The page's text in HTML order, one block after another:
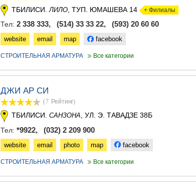
ТБИЛИСИ. ЛИЛО , ТУП. ЮМАШЕВА 14 + Филиалы
Тел: 2 338 333, (514) 33 33 22, (593) 20 60 60
website email map facebook
СТРОИТЕЛЬНАЯ АРМАТУРА Все категории
ДЖИ АР СИ
(7 Рейтинг)
ТБИЛИСИ. САНЗОНА, УЛ. Э. ТАВАДЗЕ 38Б
Тел: *9922, (032) 2 209 900
website email photo map facebook
СТРОИТЕЛЬНАЯ АРМАТУРА Все категории